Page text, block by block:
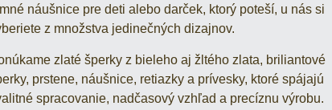
náušnice pre deti alebo darček, ktorý poteší, u nás si
z množstva jedinečných dizajnov.
zlaté šperky z bieleho aj žltého zlata, briliantové
prstene, náušnice, retiazky a prívesky, ktoré spájajú
spracovanie, nadčasový vzhľad a precíznu výrobu.